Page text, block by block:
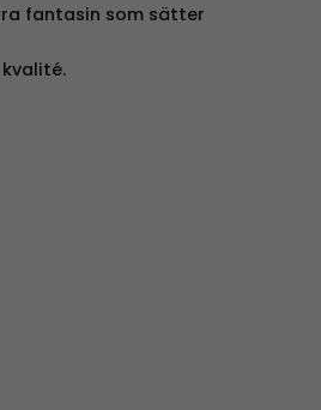
fantasin som sätter